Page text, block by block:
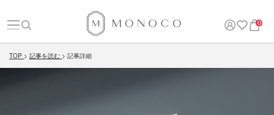
0
TOP 記事を読む 記事詳細